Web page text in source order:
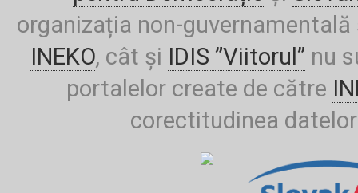
organizația non-
INEKO, cât și IDIS ”Viitorul” nu
portalelor create de către
corectitudinea